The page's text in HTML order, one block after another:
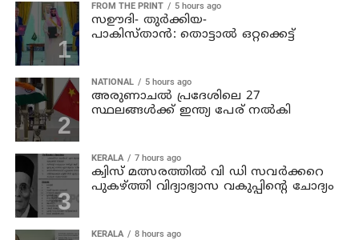
FROM THE PRINT 5 hours ago
സഊദി- തുർക്കിയ-
പാകിസ്താൻ: തൊട്ടാൽ ഒറ്റക്കെട്ട്
NATIONAL 5 hours ago
അരുണാചല്‍ പ്രദേശിലെ 27
സ്ഥലങ്ങള്‍ക്ക് ഇന്ത്യ പേര് നല്‍കി
KERALA 7 hours ago
ക്വിസ് മത്സരത്തില്‍ വി ഡി സവര്‍ക്കറെ
പുകഴ്ത്തി വിദ്യാഭ്യാസ വകുപ്പിന്റെ ചോദ്യം
KERALA 8 hours ago